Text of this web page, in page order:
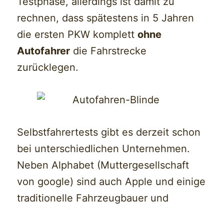
rechnen, dass spätestens in 5 Jahren
die ersten PKW komplettohne
Autofahrer die Fahrstrecke
zurücklegen.
Selbstfahrertests gibt es derzeit schon
bei unterschiedlichen Unternehmen.
Neben Alphabet (Muttergesellschaft
von google) sind auch Apple und einige
traditionelle Fahrzeugbauer und